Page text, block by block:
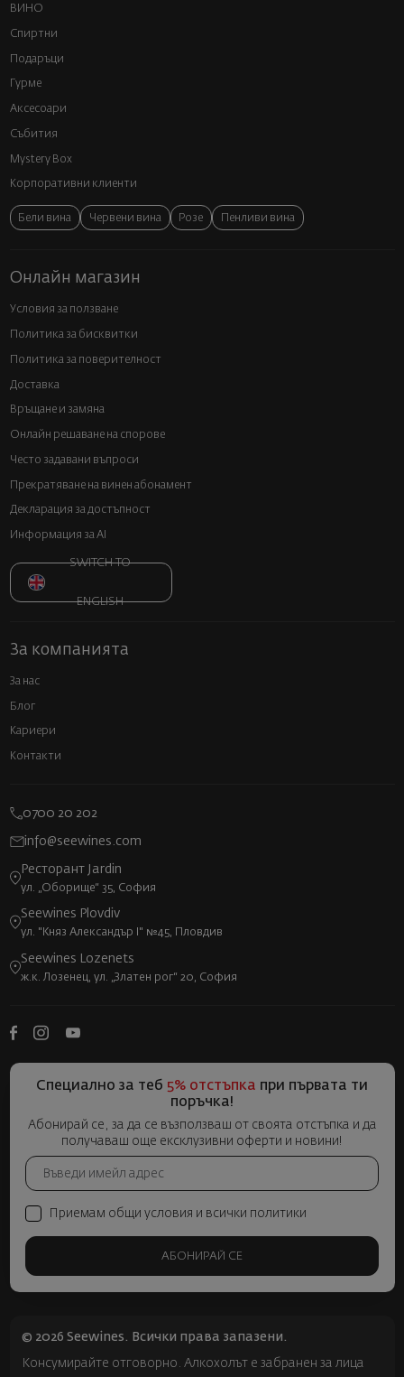
ВИНО
Спиртни
Подаръци
Гурме
Аксесоари
Събития
Mystery Box
Корпоративни клиенти
Бели вина Червени вина Розе Пенливи вина
Онлайн магазин
Условия за ползване
Политика за бисквитки
Политика за поверителност
Доставка
Връщане и замяна
Онлайн решаване на спорове
Често задавани въпроси
Прекратяване на винен абонамент
Декларация за достъпност
Информация за AI
SWITCH TO
ENGLISH
За компанията
За нас
Блог
Кариери
Контакти
0700 20 202
info@seewines.com
Ресторант Jardin
ул. „Оборище“ 35, София
Seewines Plovdiv
ул. "Княз Александър I" №45, Пловдив
Seewines Lozenets
ж.к. Лозенец, ул. „Златен рог“ 20, София
Специално за теб 5% отстъпка при първата ти
поръчка!
Абонирай се, за да се възползваш от своята отстъпка и да
получаваш още ексклузивни оферти и новини!
Приемам общи условия и всички политики
АБОНИРАЙ СЕ
© 2026 Seewines. Всички права запазени.
Консумирайте отговорно. Алкохолът е забранен за лица